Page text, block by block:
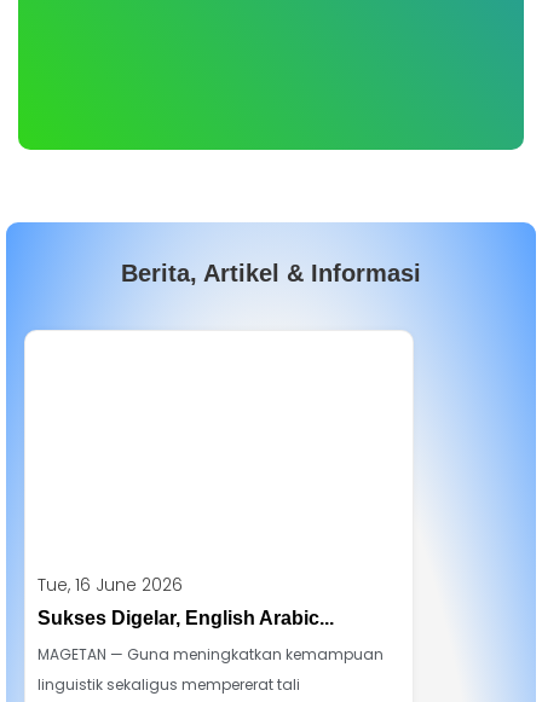
Berita, Artikel & Informasi
Tue, 16 June 2026
Sukses Digelar, English Arabic...
MAGETAN — Guna meningkatkan kemampuan
linguistik sekaligus mempererat tali